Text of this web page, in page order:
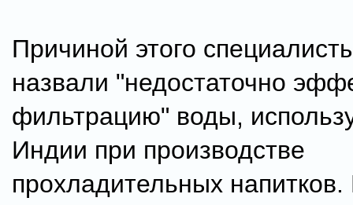
Причиной этого
назвали "недостаточно
фильтрацию" воды,
Индии при производстве
прохладительных